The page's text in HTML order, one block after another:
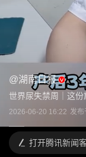
@湖南日报
世界尿失禁周｜这
2026-06-20 16:22 发布
打开腾讯新闻